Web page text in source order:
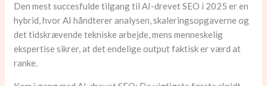
Den mest succesfulde tilgang til AI-drevet SEO i 2025 er en
hybrid, hvor AI håndterer analysen, skaleringsopgaverne og
det tidskrævende tekniske arbejde, mens menneskelig
ekspertise sikrer, at det endelige output faktisk er værd at
ranke.